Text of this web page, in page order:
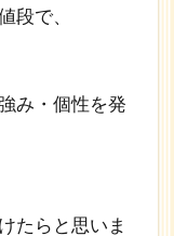
段で、
み・個性を発
たらと思いま